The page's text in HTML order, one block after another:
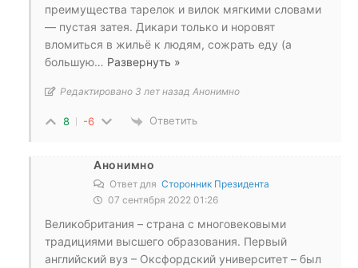
преимущества тарелок и вилок мягкими словами
— пустая затея. Дикари только и норовят
вломиться в жильё к людям, сожрать еду (а
большую… Развернуть »
Редактировано 3 лет назад Анонимно
8 -6 Ответить
Анонимно
Ответ для Сторонник Президента
07 сентября 2022 01:26
Великобритания – страна с многовековыми
традициями высшего образования. Первый
английский вуз – Оксфордский университет – был